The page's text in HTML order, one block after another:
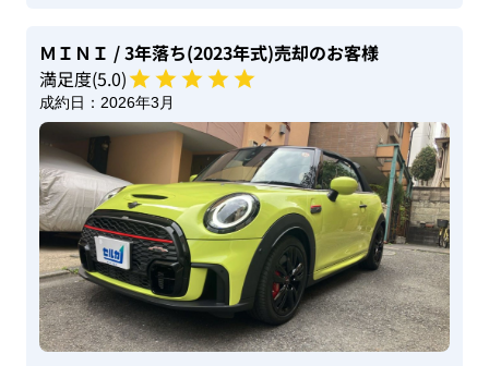
ＭＩＮＩ / 3年落ち(2023年式)売却のお客様
満足度(5.0)
成約日： 2026年3月